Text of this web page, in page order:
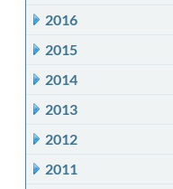
2016
2015
2014
2013
2012
2011